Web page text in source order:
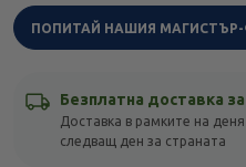
ПОПИТАЙ НАШИЯ
Безплатна доставка
Доставка в рамките на
следващ ден за страната